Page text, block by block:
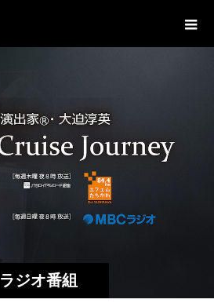
ラジオ番組